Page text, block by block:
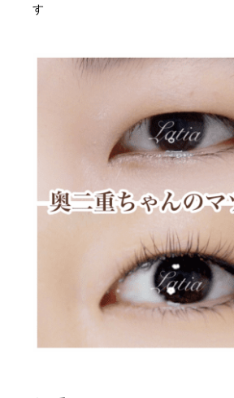
す